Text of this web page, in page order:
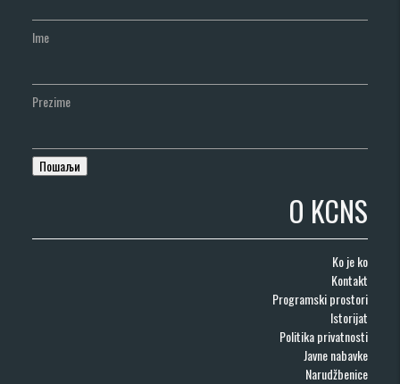
Ime
Prezime
O KCNS
Ko je ko
Kontakt
Programski prostori
Istorijat
Politika privatnosti
Javne nabavke
Narudžbenice